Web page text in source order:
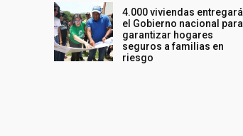
4.000 viviendas entregará
el Gobierno nacional para
garantizar hogares
seguros a familias en
riesgo